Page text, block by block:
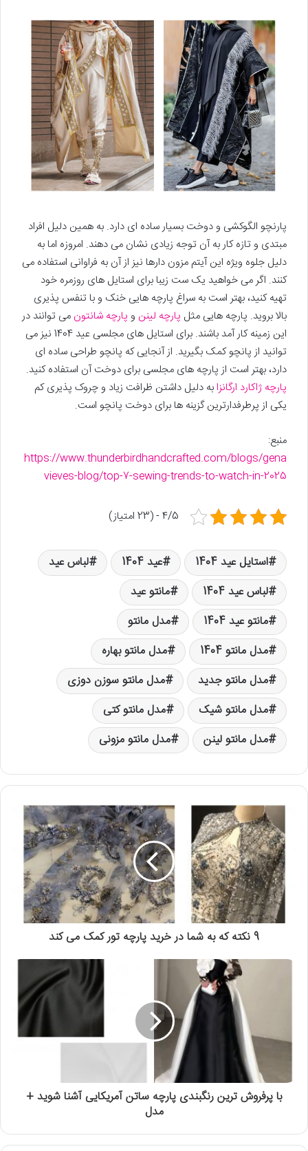
پارنچو الگوکشی و دوخت بسیار ساده ای دارد. به همین دلیل افراد
مبتدی و تازه کار به آن توجه زیادی نشان می دهند. امروزه اما به
دلیل جلوه ویژه این آیتم مزون دارها نیز از آن به فراوانی استفاده می
کنند. اگر می خواهید یک ست زیبا برای استایل های روزمره خود
تهیه کنید، بهتر است به سراغ پارچه هایی خنک و با تنفس پذیری
بالا بروید. پارچه هایی مثل پارچه لینن و پارچه شانتون می توانند در
این زمینه کار آمد باشند. برای استایل های مجلسی عید 1404 نیز می
توانید از پانچو کمک بگیرید. از آنجایی که پانچو طراحی ساده ای
دارد، بهتر است از پارچه های مجلسی برای دوخت آن استفاده کنید.
پارچه ژاکارد ارگانزابه دلیل داشتن ظرافت زیاد و چروک پذیری کم
یکی از پرطرفدارترین گزینه ها برای دوخت پانچو است.
منبع:
https://www.thunderbirdhandcrafted.com/blogs/gena
vieves-blog/top-7-sewing-trends-to-watch-in-2025
4/5 - (23 امتیاز)
استایل عید 1404 عید 1404
لباس عید
لباس عید 1404
مانتو عید
مانتو عید 1404
مدل مانتو
مدل مانتو 1404
مدل مانتو بهاره
مدل مانتو جدید
مدل مانتو سوزن دوزی
مدل مانتو شیک
مدل مانتو کتی
مدل مانتو لینن
مدل مانتو مزونی
9 نکته که به شما در خرید پارچه تور کمک می کند
با پرفروش ترین رنگبندی پارچه ساتن آمریکایی آشنا شوید +
مدل